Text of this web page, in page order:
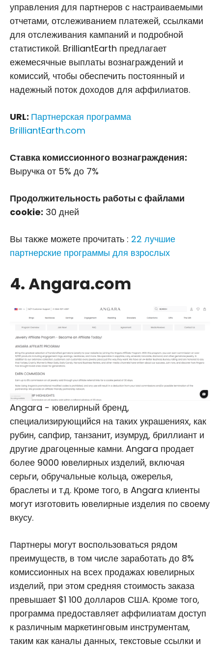
управления для партнеров с настраиваемыми
отчетами, отслеживанием платежей, ссылками
для отслеживания кампаний и подробной
статистикой. BrilliantEarth предлагает
ежемесячные выплаты вознаграждений и
комиссий, чтобы обеспечить постоянный и
надежный поток доходов для аффилиатов.
URL: Партнерская программа
BrilliantEarth.com
Ставка комиссионного вознаграждения:
Выручка от 5% до 7%
Продолжительность работы с файлами
cookie: 30 дней
Вы также можете прочитать : 22 лучшие
партнерские программы для взрослых
4. Angara.com
Angara - ювелирный бренд,
специализирующийся на таких украшениях, как
рубин, сапфир, танзанит, изумруд, бриллиант и
другие драгоценные камни. Angara продает
более 9000 ювелирных изделий, включая
серьги, обручальные кольца, ожерелья,
браслеты и т.д. Кроме того, в Angara клиенты
могут изготовить ювелирные изделия по своему
вкусу.
Партнеры могут воспользоваться рядом
преимуществ, в том числе заработать до 8%
комиссионных на всех продажах ювелирных
изделий, при этом средняя стоимость заказа
превышает $1 100 долларов США. Кроме того,
программа предоставляет аффилиатам доступ
к различным маркетинговым инструментам,
таким как каналы данных, текстовые ссылки и